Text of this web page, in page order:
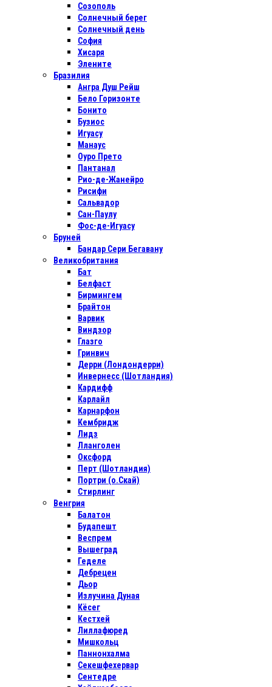
Созополь
Солнечный берег
Солнечный день
София
Хисаря
Элените
Бразилия
Ангра Душ Рейш
Бело Горизонте
Бонито
Бузиос
Игуасу
Манаус
Оуро Прето
Пантанал
Рио-де-Жанейро
Рисифи
Сальвадор
Сан-Паулу
Фос-де-Игуасу
Бруней
Бандар Сери Бегавану
Великобритания
Бат
Белфаст
Бирмингем
Брайтон
Варвик
Виндзор
Глазго
Гринвич
Дерри (Лондондерри)
Инвернесс (Шотландия)
Кардифф
Карлайл
Карнарфон
Кембридж
Лидз
Лланголен
Оксфорд
Перт (Шотландия)
Портри (о.Скай)
Стирлинг
Венгрия
Балатон
Будапешт
Веспрем
Вышеград
Геделе
Дебрецен
Дьор
Излучина Дуная
Кёсег
Кестхей
Лиллафюред
Мишкольц
Паннонхалма
Секешфехервар
Сентедре